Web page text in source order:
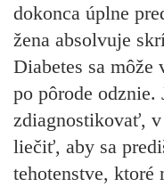
dokonca úplne
žena absolvuje
Diabetes sa
po pôrode odznie.
zdiagnostikovať,
liečiť, aby sa
tehotenstve,